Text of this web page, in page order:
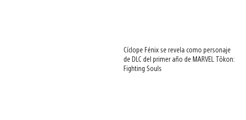
Cíclope Fénix se revela como personaje
de DLC del primer año de MARVEL Tōkon:
Fighting Souls